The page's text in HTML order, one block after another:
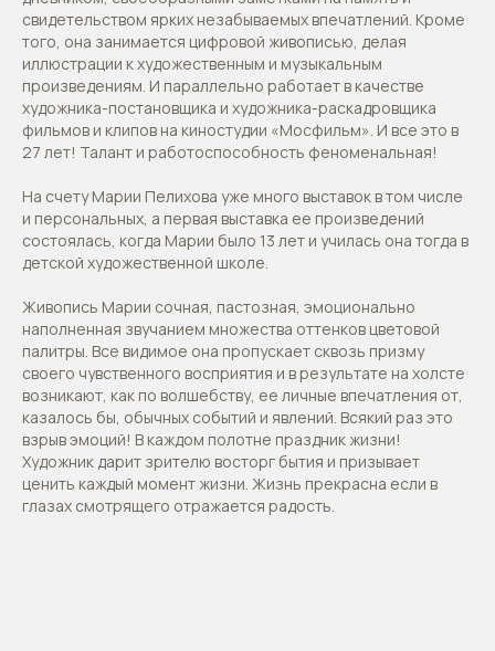
свидетельством ярких незабываемых впечатлений. Кроме
того, она занимается цифровой живописью, делая
иллюстрации к художественным и музыкальным
произведениям. И параллельно работает в качестве
художника-постановщика и художника-раскадровщика
фильмов и клипов на киностудии «Мосфильм». И все это в
27 лет! Талант и работоспособность феноменальная!
На счету Марии Пелихова уже много выставок в том числе
и персональных, а первая выставка ее произведений
состоялась, когда Марии было 13 лет и училась она тогда в
детской художественной школе.
Живопись Марии сочная, пастозная, эмоционально
наполненная звучанием множества оттенков цветовой
палитры. Все видимое она пропускает сквозь призму
своего чувственного восприятия и в результате на холсте
возникают, как по волшебству, ее личные впечатления от,
казалось бы, обычных событий и явлений. Всякий раз это
взрыв эмоций! В каждом полотне праздник жизни!
Художник дарит зрителю восторг бытия и призывает
ценить каждый момент жизни. Жизнь прекрасна если в
глазах смотрящего отражается радость.